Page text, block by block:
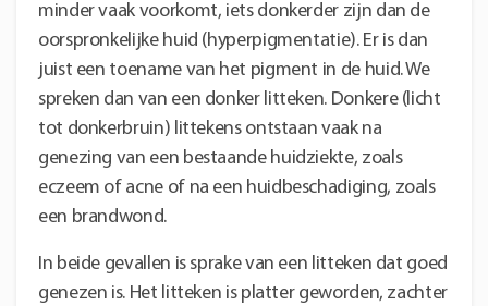
minder vaak voorkomt, iets donkerder zijn dan de
oorspronkelijke huid (hyperpigmentatie). Er is dan
juist een toename van het pigment in de huid. We
spreken dan van een donker litteken. Donkere (licht
tot donkerbruin) littekens ontstaan vaak na
genezing van een bestaande huidziekte, zoals
eczeem of acne of na een huidbeschadiging, zoals
een brandwond.
In beide gevallen is sprake van een litteken dat goed
genezen is. Het litteken is platter geworden, zachter